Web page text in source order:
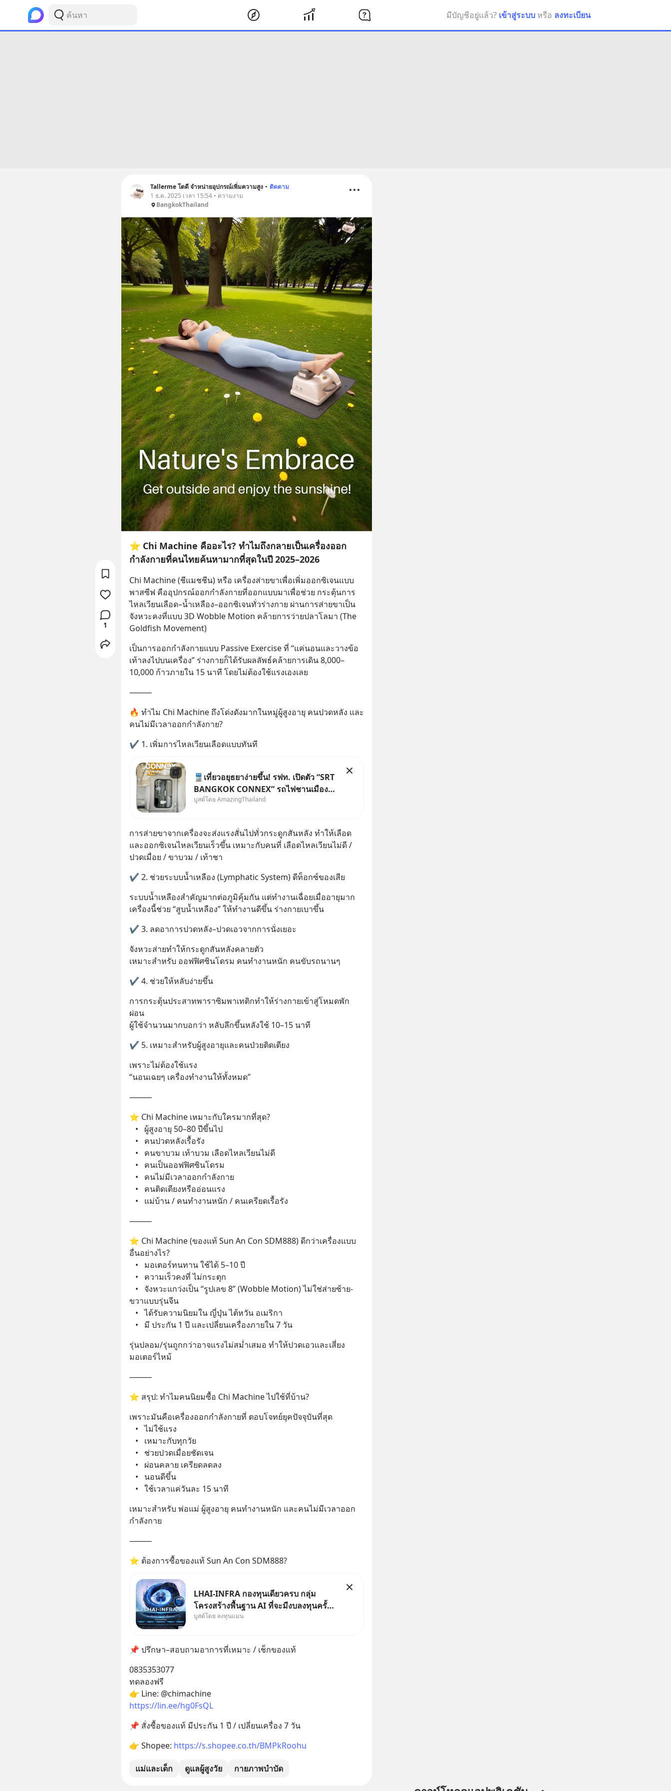
มีบัญชีอยู่แล้ว? เข้าสู่ระบบ หรือ ลงทะเบียน
Tallerme โตดี จำหน่ายอุปกรณ์เพิ่มความสูง • ติดตาม
1 ธ.ค. 2025 เวลา 15:54 • ความงาม
BangkokThailand
⭐ Chi Machine คืออะไร? ทำไมถึงกลายเป็นเครื่องออก
กำลังกายที่คนไทยค้นหามากที่สุดในปี 2025–2026
Chi Machine (ชีแมชชีน) หรือ เครื่องส่ายขาเพื่อเพิ่มออกซิเจนแบบ
พาสซีฟ คืออุปกรณ์ออกกำลังกายที่ออกแบบมาเพื่อช่วย กระตุ้นการ
ไหลเวียนเลือด–น้ำเหลือง–ออกซิเจนทั่วร่างกาย ผ่านการส่ายขาเป็น
จังหวะคงที่แบบ 3D Wobble Motion คล้ายการว่ายปลาโลมา (The
Goldfish Movement)
เป็นการออกกำลังกายแบบ Passive Exercise ที่ “แค่นอนและวางข้อ
เท้าลงไปบนเครื่อง” ร่างกายก็ได้รับผลลัพธ์คล้ายการเดิน 8,000–
10,000 ก้าวภายใน 15 นาที โดยไม่ต้องใช้แรงเองเลย
⸻
🔥 ทำไม Chi Machine ถึงโด่งดังมากในหมู่ผู้สูงอายุ คนปวดหลัง และ
คนไม่มีเวลาออกกำลังกาย?
✔ 1. เพิ่มการไหลเวียนเลือดแบบทันที
🚆เที่ยวอยุธยาง่ายขึ้น! รฟท. เปิดตัว “SRT
BANGKOK CONNEX” รถไฟชานเมือง
ปรับอากาศ เชื่อมกรุงเทพฯ–อยุธยา ที่จะ
ไปด้วยกัน ตั้งแค่วันที่ 1 สิงหาคม 2569 นี้!
ค่าตั๋วเริ
บูสต์โดย AmazingThailand
การส่ายขาจากเครื่องจะส่งแรงสั่นไปทั่วกระดูกสันหลัง ทำให้เลือด
และออกซิเจนไหลเวียนเร็วขึ้น เหมาะกับคนที่ เลือดไหลเวียนไม่ดี /
ปวดเมื่อย / ขาบวม / เท้าชา
✔ 2. ช่วยระบบน้ำเหลือง (Lymphatic System) ดีท็อกซ์ของเสีย
ระบบน้ำเหลืองสำคัญมากต่อภูมิคุ้มกัน แต่ทำงานเฉื่อยเมื่ออายุมาก
เครื่องนี้ช่วย “สูบน้ำเหลือง” ให้ทำงานดีขึ้น ร่างกายเบาขึ้น
✔ 3. ลดอาการปวดหลัง–ปวดเอวจากการนั่งเยอะ
จังหวะส่ายทำให้กระดูกสันหลังคลายตัว
เหมาะสำหรับ ออฟฟิศซินโดรม คนทำงานหนัก คนขับรถนานๆ
✔ 4. ช่วยให้หลับง่ายขึ้น
การกระตุ้นประสาทพาราซิมพาเทติกทำให้ร่างกายเข้าสู่โหมดพัก
ผ่อน
ผู้ใช้จำนวนมากบอกว่า หลับลึกขึ้นหลังใช้ 10–15 นาที
✔ 5. เหมาะสำหรับผู้สูงอายุและคนป่วยติดเตียง
เพราะไม่ต้องใช้แรง
“นอนเฉยๆ เครื่องทำงานให้ทั้งหมด”
⸻
⭐ Chi Machine เหมาะกับใครมากที่สุด?
•   ผู้สูงอายุ 50–80 ปีขึ้นไป
•   คนปวดหลังเรื้อรัง
•   คนขาบวม เท้าบวม เลือดไหลเวียนไม่ดี
•   คนเป็นออฟฟิศซินโดรม
•   คนไม่มีเวลาออกกำลังกาย
•   คนติดเตียงหรืออ่อนแรง
•   แม่บ้าน / คนทำงานหนัก / คนเครียดเรื้อรัง
⸻
⭐ Chi Machine (ของแท้ Sun An Con SDM888) ดีกว่าเครื่องแบบ
อื่นอย่างไร?
•   มอเตอร์ทนทาน ใช้ได้ 5–10 ปี
•   ความเร็วคงที่ ไม่กระตุก
•   จังหวะแกว่งเป็น “รูปเลข 8” (Wobble Motion) ไม่ใช่ส่ายซ้าย-
ขวาแบบรุ่นจีน
•   ได้รับความนิยมใน ญี่ปุ่น ไต้หวัน อเมริกา
•   มี ประกัน 1 ปี และเปลี่ยนเครื่องภายใน 7 วัน
รุ่นปลอม/รุ่นถูกกว่าอาจแรงไม่สม่ำเสมอ ทำให้ปวดเอวและเสี่ยง
มอเตอร์ไหม้
⸻
⭐ สรุป: ทำไมคนนิยมซื้อ Chi Machine ไปใช้ที่บ้าน?
เพราะมันคือเครื่องออกกำลังกายที่ ตอบโจทย์ยุคปัจจุบันที่สุด
•   ไม่ใช้แรง
•   เหมาะกับทุกวัย
•   ช่วยปวดเมื่อยชัดเจน
•   ผ่อนคลาย เครียดลดลง
•   นอนดีขึ้น
•   ใช้เวลาแค่วันละ 15 นาที
เหมาะสำหรับ พ่อแม่ ผู้สูงอายุ คนทำงานหนัก และคนไม่มีเวลาออก
กำลังกาย
⸻
⭐ ต้องการซื้อของแท้ Sun An Con SDM888?
LHAI-INFRA กองทุนเดียวครบ กลุ่ม
โครงสร้างพื้นฐาน AI ที่จะมีงบลงทุนครั้ง
ใหญ่ในประวัติศาสตร์ ที่เรียกว่า AI
เดือนที่ผ่านมา แต่ความจริงคือทั่วโลกยัง
เดินหน้าลงทุน AI
บูสต์โดย ลงทุนแมน
📌 ปรึกษา–สอบถามอาการที่เหมาะ / เช็กของแท้
0835353077
ทดลองฟรี
👉 Line: @chimachine
https://lin.ee/hg0FsQL
📌 สั่งซื้อของแท้ มีประกัน 1 ปี / เปลี่ยนเครื่อง 7 วัน
👉 Shopee: https://s.shopee.co.th/BMPkRoohu
แม่และเด็ก ดูแลผู้สูงวัย กายภาพบำบัด
1